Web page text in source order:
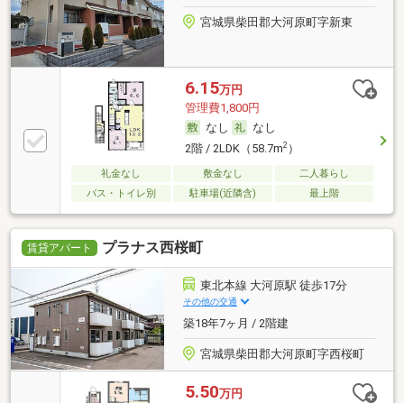
宮城県柴田郡大河原町字新東
6.15万円
管理費1,800円
なし
なし
2階 / 2LDK（58.7m2）
礼金なし 敷金なし
二人暮らし
バス・トイレ別
駐車場(近隣含) 最上階
賃貸アパート プラナス西桜町
東北本線 大河原駅 徒歩17分
その他の交通
築18年7ヶ月 / 2階建
宮城県柴田郡大河原町字西桜町
5.50万円